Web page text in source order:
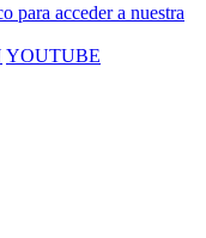
para acceder a nuestra
YOUTUBE